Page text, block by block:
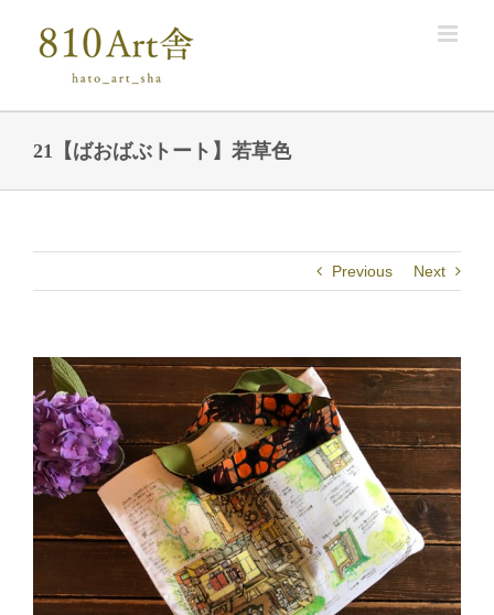
content
21【ばおばぶトート】若草色
Previous Next
View
Larger
Image